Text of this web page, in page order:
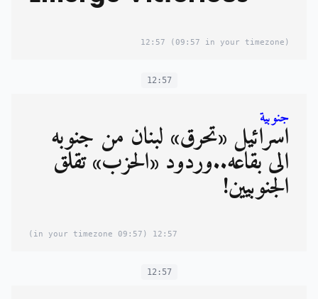
12:57 (09:57 in your timezone)
12:57
جنوبية
اسرائيل «تُحرق» لبنان من جنوبه
الى بقاعه..وردود «الحزب» تقلق
الجنوبيين!
12:57
(09:57 in your timezone)
12:57